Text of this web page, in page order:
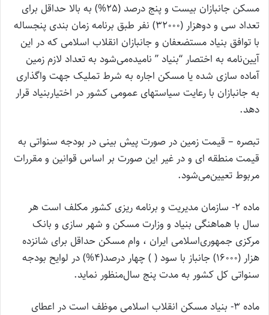
مسکن جانبازان بیست و پنج درصد (25%) به بالا حداقل برای
تعداد سی و دو‌هزار (32000) نفر طبق برنامه زمان بندی پنجساله
با توافق بنیاد مستضعفان و جانبازان انقلاب اسلامی که در این
آیین‌نامه به اختصار “‌بنیاد ” نامیده‌می‌شود به تعداد لازم زمین
آماده سازی شده یا مسکن اجاره به شرط تملیک جهت واگذاری
به جانبازان با رعایت سیاستهای عمومی کشور در اختیار‌بنیاد قرار
دهد.
‌تبصره – قیمت زمین در صورت پیش بینی در بودجه سنواتی به
قیمت منطقه ای و در غیر این صورت بر اساس قوانین و مقررات
مربوط تعیین‌می‌شود.
ماده 2- سازمان مدیریت و برنامه ریزی کشور مکلف است هر
سال با هماهنگی بنیاد و وزارت مسکن و شهر سازی و بانک
مرکزی جمهوری‌اسلامی ایران ، وام مسکن حداقل برای شانزده
هزار (16000) جانباز با سود ( ) چهار درصد(4%) در لوایح بودجه
سنواتی کل کشور به مدت پنج سال‌منظور نماید.
‌ماده 3- بنیاد مسکن انقلاب اسلامی موظف است در اعطای